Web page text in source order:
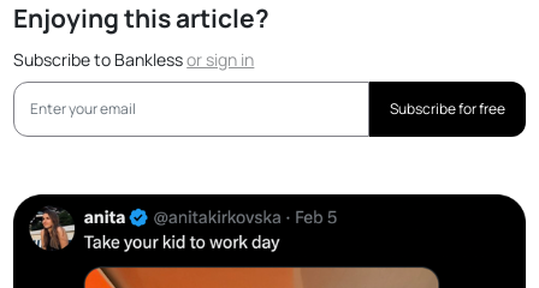
Enjoying this article?
Subscribe to Banklessorsign in
Subscribe for free